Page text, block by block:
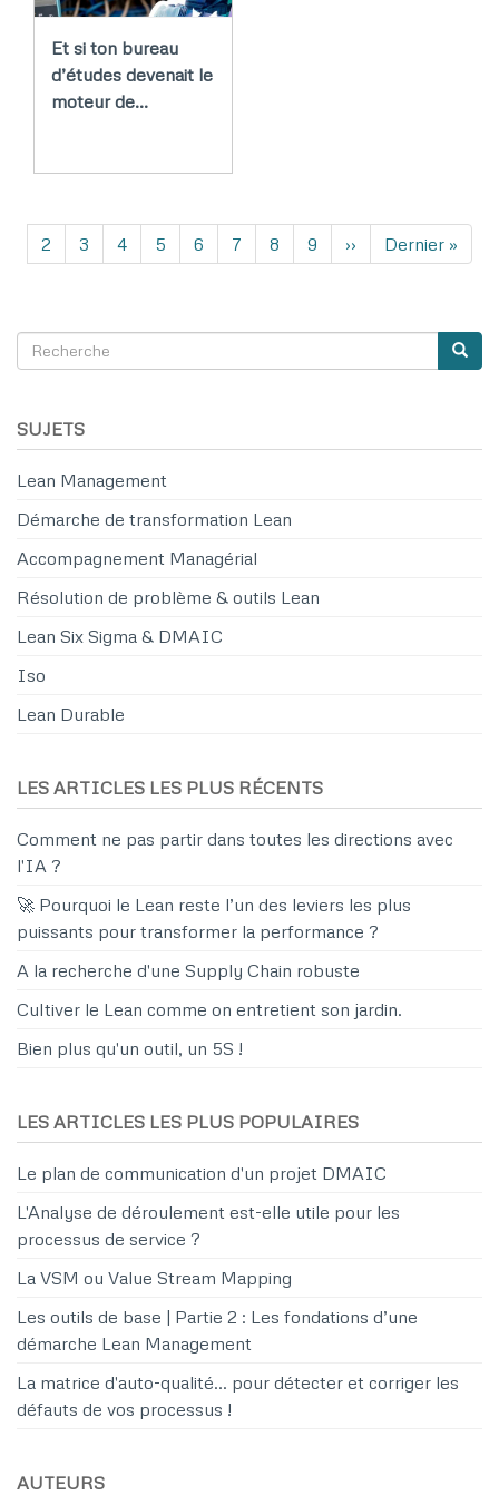
Et si ton bureau
d’études devenait le
moteur de…
Pagination
Page
2 Page
3 Page
4 Page
5 Page
6 Page
7 Page
8 Page
9
Page
suivante
››
Dernière
page
Dernier »
SEARCH
Recherche
SUJETS
Lean Management
Démarche de transformation Lean
Accompagnement Managérial
Résolution de problème & outils Lean
Lean Six Sigma & DMAIC
Iso
Lean Durable
LES ARTICLES LES PLUS RÉCENTS
Comment ne pas partir dans toutes les directions avec
l'IA ?
🚀 Pourquoi le Lean reste l’un des leviers les plus
puissants pour transformer la performance ?
A la recherche d'une Supply Chain robuste
Cultiver le Lean comme on entretient son jardin.
Bien plus qu'un outil, un 5S !
LES ARTICLES LES PLUS POPULAIRES
Le plan de communication d'un projet DMAIC
L'Analyse de déroulement est-elle utile pour les
processus de service ?
La VSM ou Value Stream Mapping
Les outils de base | Partie 2 : Les fondations d’une
démarche Lean Management
La matrice d'auto-qualité… pour détecter et corriger les
défauts de vos processus !
AUTEURS